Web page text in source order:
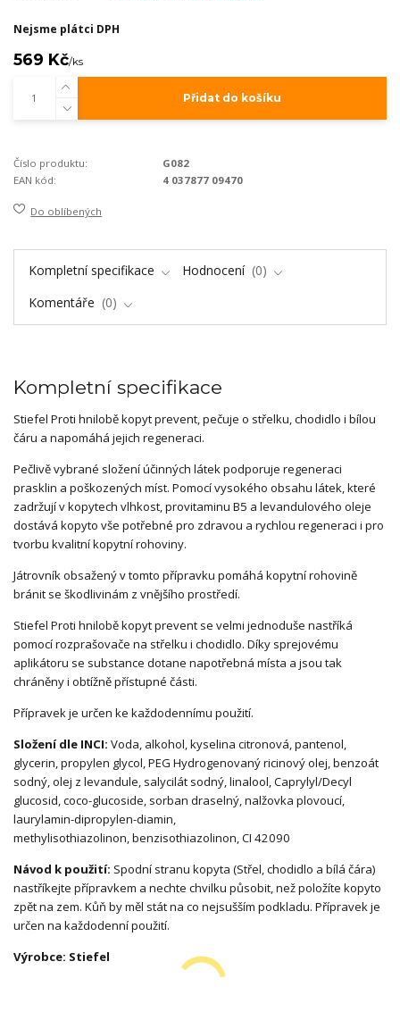
Nejsme plátci DPH
569 Kč/ks
Přidat do košíku
Číslo produktu:
G082
EAN kód:
4 037877 09470
Do oblíbených
Kompletní specifikace Hodnocení
0
Komentáře
0
Kompletní specifikace
Stiefel Proti hnilobě kopyt prevent, pečuje o střelku, chodidlo i bílou
čáru a napomáhá jejich regeneraci.
Pečlivě vybrané složení účinných látek podporuje regeneraci
prasklin a poškozených míst. Pomocí vysokého obsahu látek, které
zadržují v kopytech vlhkost, provitaminu B5 a levandulového oleje
dostává kopyto vše potřebné pro zdravou a rychlou regeneraci i pro
tvorbu kvalitní kopytní rohoviny.
Játrovník obsažený v tomto přípravku pomáhá kopytní rohovině
bránit se škodlivinám z vnějšího prostředí.
Stiefel Proti hnilobě kopyt prevent se velmi jednoduše nastříká
pomocí rozprašovače na střelku i chodidlo. Díky sprejovému
aplikátoru se substance dotane napotřebná místa a jsou tak
chráněny i obtížně přístupné části.
Přípravek je určen ke každodennímu použití.
Složení dle INCI: Voda, alkohol, kyselina citronová, pantenol,
glycerin, propylen glycol, PEG Hydrogenovaný ricinový olej, benzoát
sodný, olej z levandule, salycilát sodný, linalool, Caprylyl/Decyl
glucosid, coco-glucoside, sorban draselný, nalžovka plovoucí,
laurylamin-dipropylen-diamin,
methylisothiazolinon, benzisothiazolinon, CI 42090
Návod k použití: Spodní stranu kopyta (Střel, chodidlo a bílá čára)
nastříkejte přípravkem a nechte chvilku působit, než položíte kopyto
zpět na zem. Kůň by měl stát na co nejsušším podkladu. Přípravek je
určen na každodenní použití.
Výrobce: Stiefel